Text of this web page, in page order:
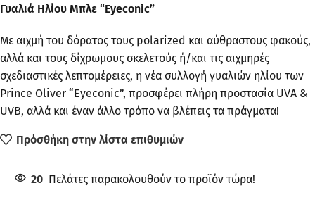
Γυαλιά Ηλίου Μπλε “Eyeconic”
Με αιχμή του δόρατος τους polarized και αύθραστους φακούς,
αλλά και τους δίχρωμους σκελετούς ή/και τις αιχμηρές
σχεδιαστικές λεπτομέρειες, η νέα συλλογή γυαλιών ηλίου των
Prince Oliver “Eyeconic”, προσφέρει πλήρη προστασία UVA &
UVB, αλλά και έναν άλλο τρόπο να βλέπεις τα πράγματα!
Πρόσθήκη στην λίστα επιθυμιών
20 Πελάτες παρακολουθούν το προϊόν τώρα!